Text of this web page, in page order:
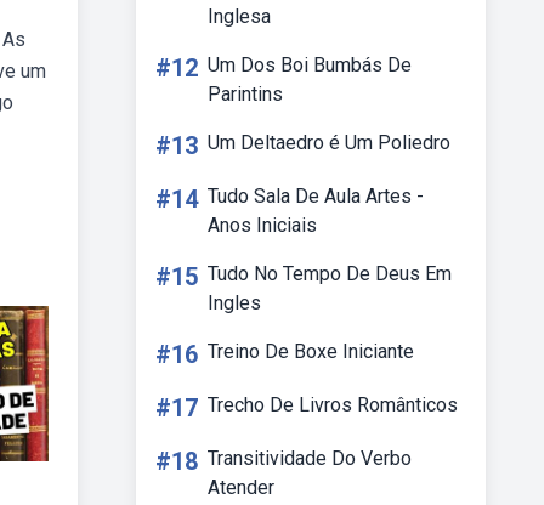
um
Inglesa
#12 Um Dos Boi Bumbás De
Parintins
#13 Um Deltaedro é Um Poliedro
#14 Tudo Sala De Aula Artes -
Anos Iniciais
#15 Tudo No Tempo De Deus Em
Ingles
#16 Treino De Boxe Iniciante
#17 Trecho De Livros Românticos
#18 Transitividade Do Verbo
Atender